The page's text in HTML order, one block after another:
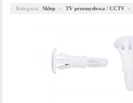
Kategoria: Sklep » TV przemysłowa / CCTV »